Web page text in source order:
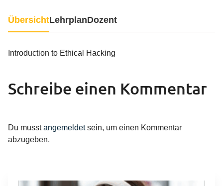
ÜbersichtLehrplanDozent
Introduction to Ethical Hacking
Schreibe einen Kommentar
Du musstangemeldetsein, um einen Kommentar
abzugeben.